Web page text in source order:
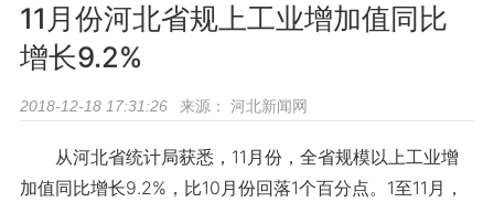
11月份河北省规上工业增加值同比
增长9.2%
2018-12-18 17:31:26 来源： 河北新闻网
从河北省统计局获悉，11月份，全省规模以上工业增
加值同比增长9.2%，比10月份回落1个百分点。1至11月，